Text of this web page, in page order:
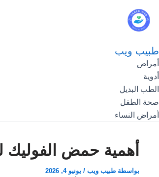
طبيب ويب
أمراض
أدوية
الطب البديل
صحة الطفل
أمراض النساء
أهمية حمض الفوليك
بواسطة طبيب ويب / يونيو 4, 2026